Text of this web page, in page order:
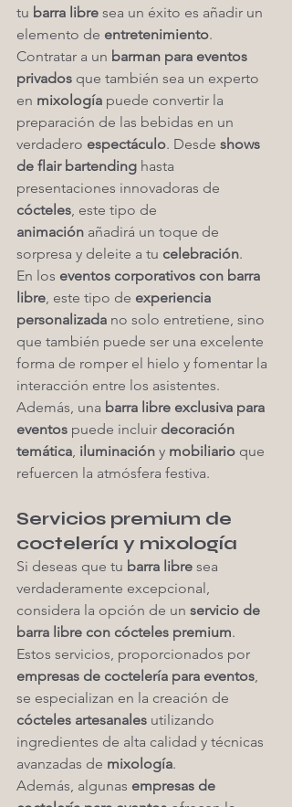
tu barra libre sea un éxito es añadir un
elemento de entretenimiento.
Contratar a un barman para eventos
privados que también sea un experto
en mixología puede convertir la
preparación de las bebidas en un
verdadero espectáculo. Desde shows
de flair bartending hasta
presentaciones innovadoras de
cócteles, este tipo de
animación añadirá un toque de
sorpresa y deleite a tu celebración.
En los eventos corporativos con barra
libre, este tipo de experiencia
personalizada no solo entretiene, sino
que también puede ser una excelente
forma de romper el hielo y fomentar la
interacción entre los asistentes.
Además, una barra libre exclusiva para
eventos puede incluir decoración
temática, iluminación y mobiliario que
refuercen la atmósfera festiva.
Servicios premium de
coctelería y mixología
Si deseas que tu barra libre sea
verdaderamente excepcional,
considera la opción de un servicio de
barra libre con cócteles premium.
Estos servicios, proporcionados por
empresas de coctelería para eventos,
se especializan en la creación de
cócteles artesanales utilizando
ingredientes de alta calidad y técnicas
avanzadas de mixología.
Además, algunas empresas de